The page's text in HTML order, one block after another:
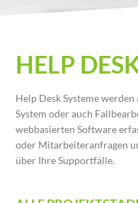
HELP
Help Desk Systeme
System oder auch
webbasierten Software
oder Mitarbeiteranfragen
über Ihre Supportfälle.